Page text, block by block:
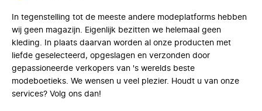
In tegenstelling tot de meeste andere modeplatforms hebben
wij geen magazijn. Eigenlijk bezitten we helemaal geen
kleding. In plaats daarvan worden al onze producten met
liefde geselecteerd, opgeslagen en verzonden door
gepassioneerde verkopers van 's werelds beste
modeboetieks. We wensen u veel plezier. Houdt u van onze
services? Volg ons dan!